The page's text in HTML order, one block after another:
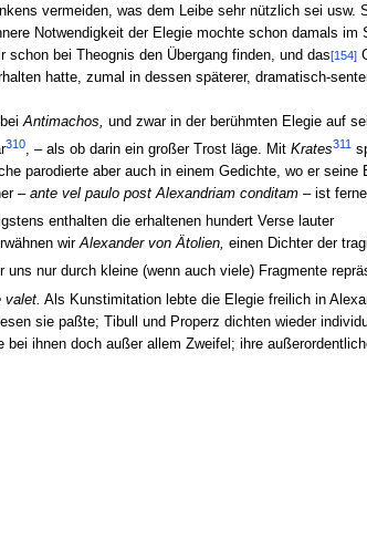
vermeiden, was dem Leibe sehr nützlich sei usw.
Notwendigkeit der Elegie mochte schon damals im
bei Theognis den Übergang finden, und das[154]
hatte, zumal in dessen späterer, dramatisch-
beiAntimachos, und zwar in der berühmten Elegie auf
310, – als ob darin ein großer Trost läge. Mit Krates311
parodierte aber auch in einem Gedichte, wo er seine
– ante vel paulo post Alexandriam conditam –ist
enthalten die erhaltenen hundert Verse lauter
wirAlexander von Ätolien, einen Dichter der
uns nur durch kleine (wenn auch viele) Fragmente
valet. Als Kunstimitation lebte die Elegie freilich in
sie paßte; Tibull und Properz dichten wieder
ihnen doch außer allem Zweifel; ihre